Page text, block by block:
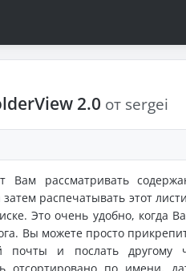
2.0 от sergei
Вам рассматривать
распечатывать этот
Это очень удобно, когда
Вы можете просто
почты и послать другому